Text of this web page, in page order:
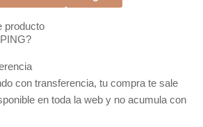
producto
con transferencia, tu compra te sale
en toda la web y no acumula con